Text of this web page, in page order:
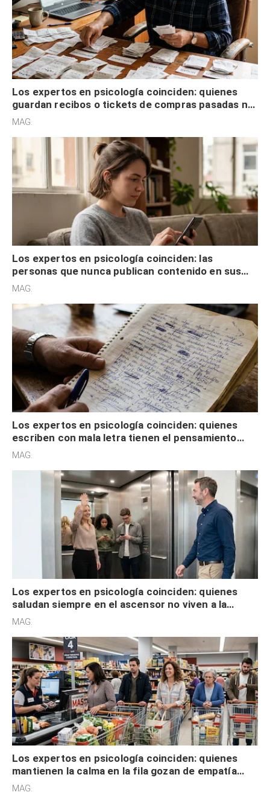
Los expertos en psicología coinciden: quienes
guardan recibos o tickets de compras pasadas no
son acumuladores, sino que tienen necesidad de
MAG.
Los expertos en psicología coinciden: las
personas que nunca publican contenido en sus
redes sociales no pretenden buscar validación
MAG.
Los expertos en psicología coinciden: quienes
escriben con mala letra tienen el pensamiento
acelerado y no lo hacen por desinterés
MAG.
Los expertos en psicología coinciden: quienes
saludan siempre en el ascensor no viven a la
defensiva y tienen apertura social
MAG.
Los expertos en psicología coinciden: quienes
mantienen la calma en la fila gozan de empatía
cognitiva, gratitud y no solo tienen autocontrol
MAG.